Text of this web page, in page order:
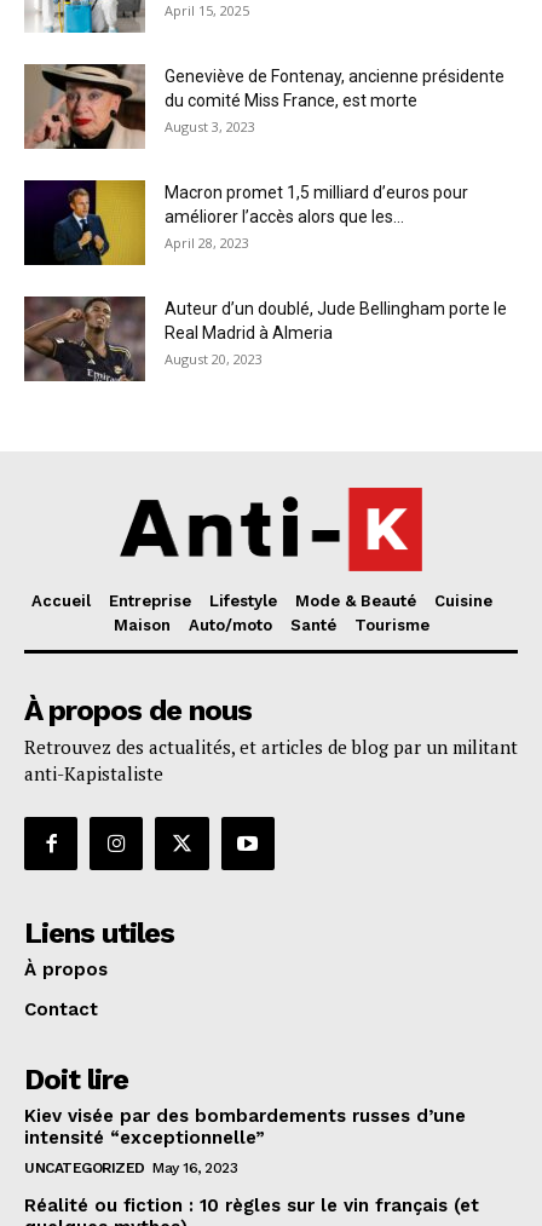
April 15, 2025
Geneviève de Fontenay, ancienne présidente
du comité Miss France, est morte
August 3, 2023
Macron promet 1,5 milliard d’euros pour
améliorer l’accès alors que les...
April 28, 2023
Auteur d’un doublé, Jude Bellingham porte le
Real Madrid à Almeria
August 20, 2023
Accueil Entreprise Lifestyle Mode & Beauté
Cuisine
Maison
Auto/moto Santé Tourisme
À propos de nous
Retrouvez des actualités, et articles de blog par un militant
anti-Kapistaliste
Liens utiles
À propos
Contact
Doit lire
Kiev visée par des bombardements russes d’une
intensité “exceptionnelle”
UNCATEGORIZED May 16, 2023
Réalité ou fiction : 10 règles sur le vin français (et